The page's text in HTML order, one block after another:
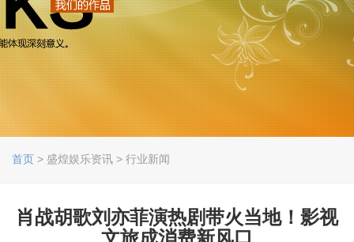
首页 > 盛煌娱乐资讯 > 行业新闻
肖战胡歌刘亦菲演热剧带火当地！影视
文旅成消费新风口